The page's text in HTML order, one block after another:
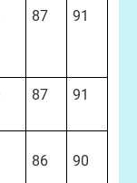
87 91
87 91
86 90